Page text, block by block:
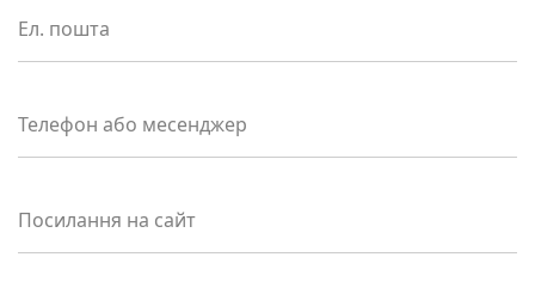
Ел. пошта
Телефон або месенджер
Посилання на сайт